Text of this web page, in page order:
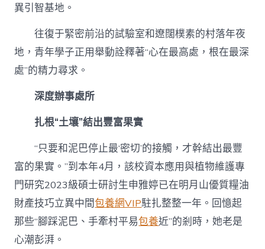
異引智基地。
往復于緊密前沿的試驗室和遼闊樸素的村落年夜
地，青年學子正用舉動詮釋著“心在最高處，根在最深
處”的精力尋求。
深度辦事處所
扎根“土壤”結出豐富果實
“只要和泥巴停止最‘密切’的接觸，才幹結出最豐
富的果實。”到本年4月，該校資本應用與植物維護專
門研究2023級碩士研討生申雅婷已在明月山優質糧油
財產技巧立異中間包養網VIP駐扎整整一年。回憶起
那些“腳踩泥巴、手牽村平易包養近”的剎時，她老是
心潮彭湃。